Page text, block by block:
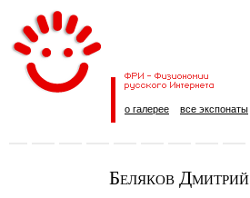
о галерее все экспонаты
Беляков Дмитрий